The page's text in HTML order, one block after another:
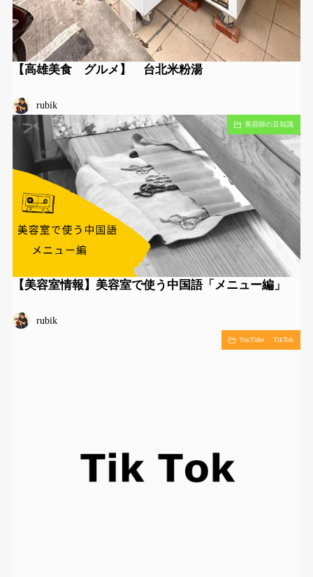
【高雄美食 グルメ】 台北米粉湯
rubik
美容師の豆知識
【美容室情報】美容室で使う中国語「メニュー編」
rubik
YouTube 、TikTok